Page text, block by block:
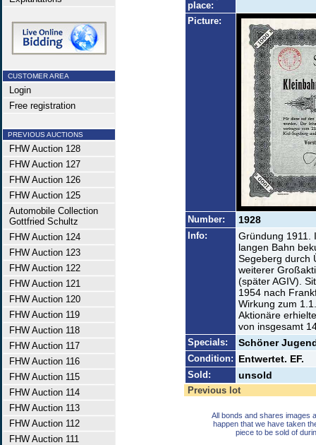
CUSTOMER AREA
Login
Free registration
PREVIOUS AUCTIONS
FHW Auction 128
FHW Auction 127
FHW Auction 126
FHW Auction 125
Automobile Collection
Gottfried Schultz
FHW Auction 124
FHW Auction 123
FHW Auction 122
FHW Auction 121
FHW Auction 120
FHW Auction 119
FHW Auction 118
FHW Auction 117
FHW Auction 116
FHW Auction 115
FHW Auction 114
FHW Auction 113
FHW Auction 112
FHW Auction 111
place:
Picture:
Number: 1928
Info:
Gründung 1911.
langen Bahn
Segeberg durch
weiterer
(später AGIV).
1954 nach
Wirkung zum
Aktionäre
von insgesamt
Specials: Schöner
Condition: Entwertet. EF.
Sold: unsold
Previous lot
All bonds and shares images
happen that we have taken
piece to be sold of